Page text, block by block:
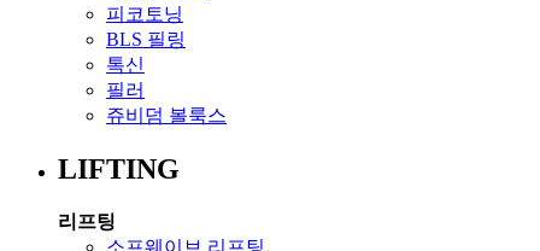
피코토닝
BLS 필링
톡신
필러
쥬비덤 볼룩스
LIFTING
리프팅
소프웨이브 리프팅